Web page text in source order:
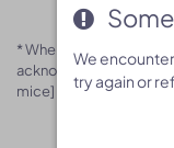
* When publishing
acknowledge the
mice] (Cat# 170853)
We
try again or
We
try again or